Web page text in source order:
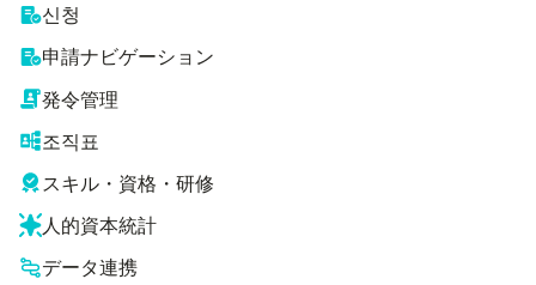
신청
申請ナビゲーション
発令管理
조직표
スキル・資格・研修
人的資本統計
データ連携